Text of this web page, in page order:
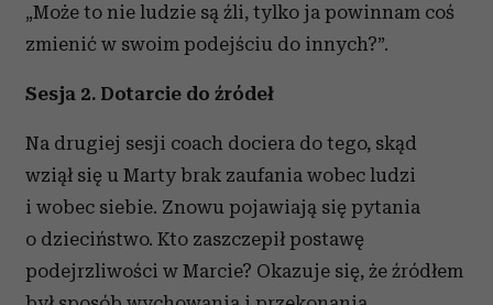
„Może to nie ludzie są źli, tylko ja powinnam coś
zmienić w swoim podejściu do innych?”.
Sesja 2. Dotarcie do źródeł
Na drugiej sesji coach dociera do tego, skąd
wziął się u Marty brak zaufania wobec ludzi
i wobec siebie. Znowu pojawiają się pytania
o dzieciństwo. Kto zaszczepił postawę
podejrzliwości w Marcie? Okazuje się, że źródłem